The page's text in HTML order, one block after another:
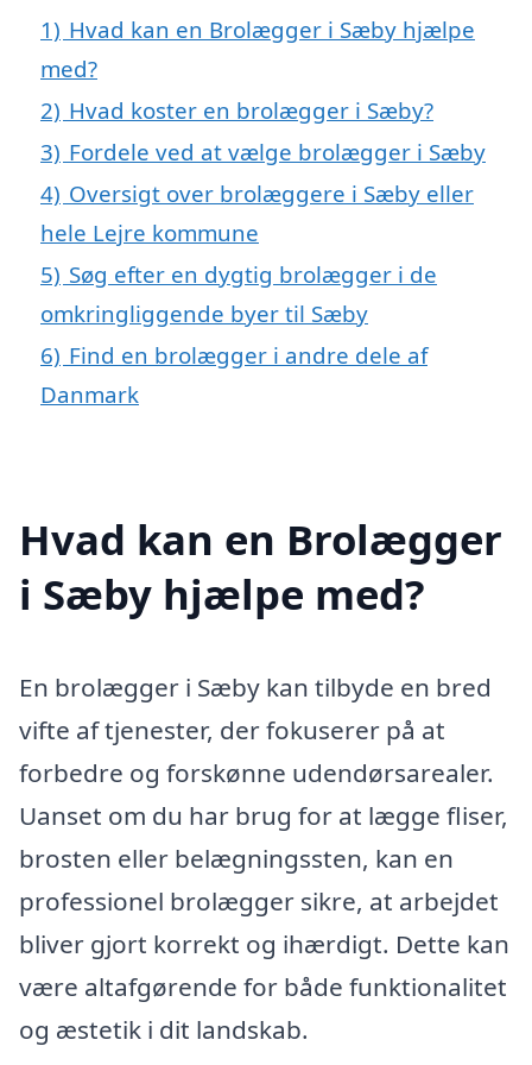
1) Hvad kan en Brolægger i Sæby hjælpe
med?
2) Hvad koster en brolægger i Sæby?
3) Fordele ved at vælge brolægger i Sæby
4) Oversigt over brolæggere i Sæby eller
hele Lejre kommune
5) Søg efter en dygtig brolægger i de
omkringliggende byer til Sæby
6) Find en brolægger i andre dele af
Danmark
Hvad kan en Brolægger
i Sæby hjælpe med?
En brolægger i Sæby kan tilbyde en bred
vifte af tjenester, der fokuserer på at
forbedre og forskønne udendørsarealer.
Uanset om du har brug for at lægge fliser,
brosten eller belægningssten, kan en
professionel brolægger sikre, at arbejdet
bliver gjort korrekt og ihærdigt. Dette kan
være altafgørende for både funktionalitet
og æstetik i dit landskab.